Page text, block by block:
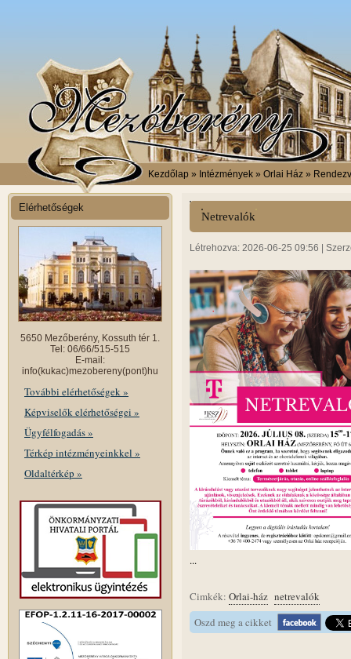
Kezdőlap » Intézmények » Orlai Ház »
Elérhetőségek
5650 Mezőberény, Kossuth tér 1.
Tel: 06/66/515-515
E-mail:
info(kukac)mezobereny(pont)hu
További elérhetőségek »
Képviselők elérhetőségei »
Ügyfélfogadás »
Térkép intézményeinkkel »
Oldaltérkép »
Netrevalók
Létrehozva: 2026-06-25 09:56 |
...
Cimkék: Orlai-ház netrevalók
Oszd meg a cikket